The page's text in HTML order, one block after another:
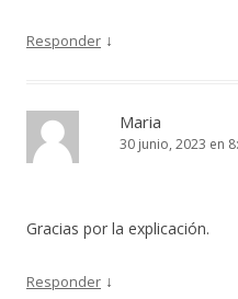
Responder ↓
Maria
30 junio, 2023 en
Gracias por la explicación.
Responder ↓